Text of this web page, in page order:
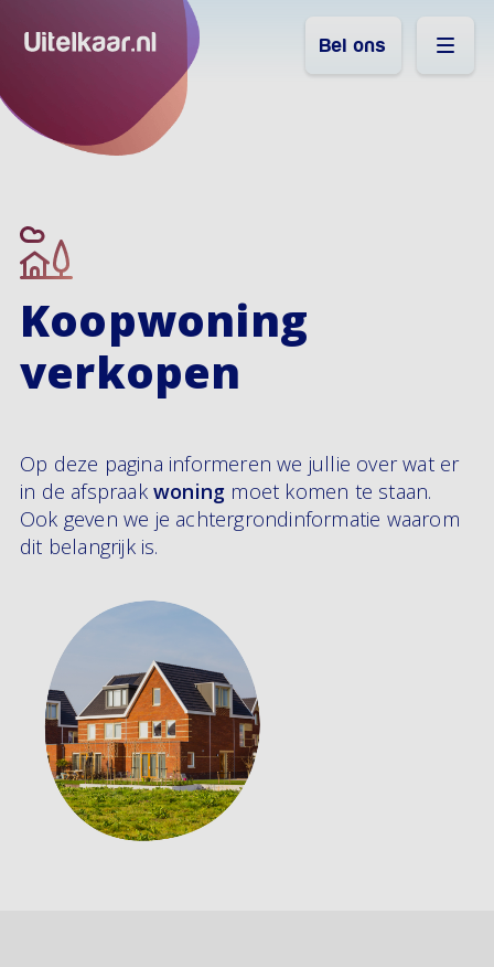
Bel ons
Koopwoning
verkopen
Op deze pagina informeren we jullie over wat er
in de afspraak woning moet komen te staan.
Ook geven we je achtergrondinformatie waarom
dit belangrijk is.